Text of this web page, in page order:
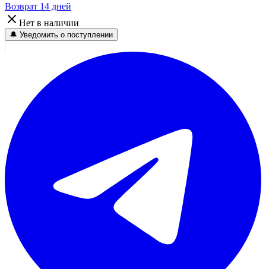
Возврат 14 дней
Нет в наличии
🔔 Уведомить о поступлении